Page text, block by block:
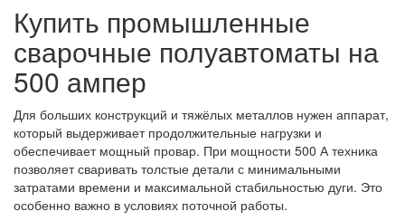
Купить промышленные
сварочные полуавтоматы на
500 ампер
Для больших конструкций и тяжёлых металлов нужен аппарат,
который выдерживает продолжительные нагрузки и
обеспечивает мощный провар. При мощности 500 А техника
позволяет сваривать толстые детали с минимальными
затратами времени и максимальной стабильностью дуги. Это
особенно важно в условиях поточной работы.